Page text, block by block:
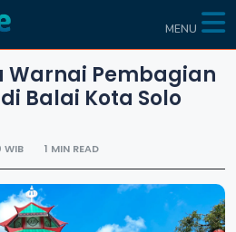
MENU
Warnai Pembagian
Balai Kota Solo
WIB
1 MIN READ